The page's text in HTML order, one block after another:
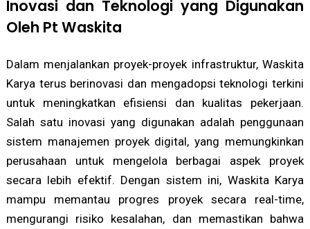
Inovasi dan Teknologi yang Digunakan
Oleh Pt Waskita
Dalam menjalankan proyek-proyek infrastruktur, Waskita
Karya terus berinovasi dan mengadopsi teknologi terkini
untuk meningkatkan efisiensi dan kualitas pekerjaan.
Salah satu inovasi yang digunakan adalah penggunaan
sistem manajemen proyek digital, yang memungkinkan
perusahaan untuk mengelola berbagai aspek proyek
secara lebih efektif. Dengan sistem ini, Waskita Karya
mampu memantau progres proyek secara real-time,
mengurangi risiko kesalahan, dan memastikan bahwa